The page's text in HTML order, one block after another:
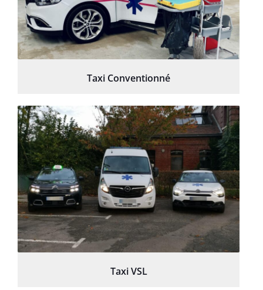
Taxi Conventionné
Taxi VSL